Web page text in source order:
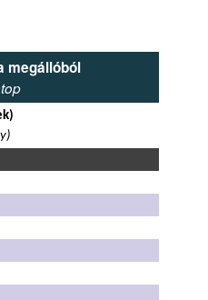
megállóból